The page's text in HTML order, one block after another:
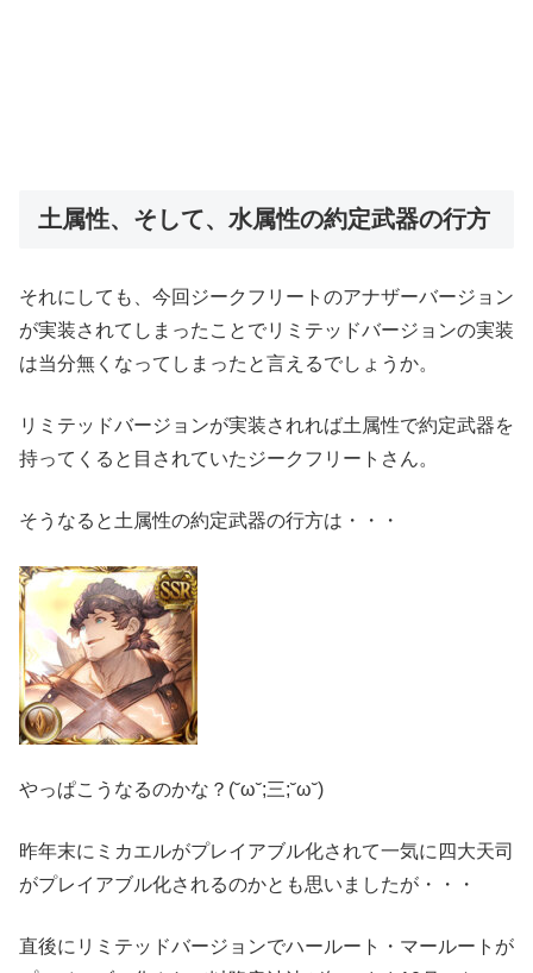
土属性、そして、水属性の約定武器の行方
それにしても、今回ジークフリートのアナザーバージョン
が実装されてしまったことでリミテッドバージョンの実装
は当分無くなってしまったと言えるでしょうか。
リミテッドバージョンが実装されれば土属性で約定武器を
持ってくると目されていたジークフリートさん。
そうなると土属性の約定武器の行方は・・・
やっぱこうなるのかな？(˘ω˘;三;˘ω˘)
昨年末にミカエルがプレイアブル化されて一気に四大天司
がプレイアブル化されるのかとも思いましたが・・・
直後にリミテッドバージョンでハールート・マールートが